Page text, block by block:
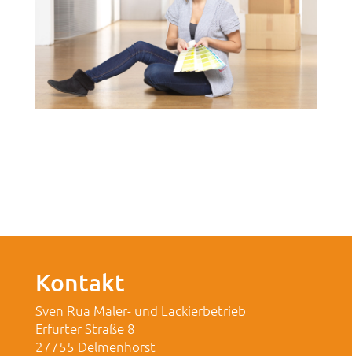
Kontakt
Sven Rua Maler- und Lackierbetrieb
Erfurter Straße 8
27755 Delmenhorst